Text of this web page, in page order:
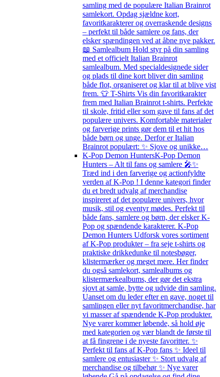
samling med de populære Italian Brainrot
samlekort. Opdag sjældne kort,
favoritkarakterer og overraskende designs
– perfekt til både samlere og fans, der
elsker spændingen ved at åbne nye pakker.
📖 Samlealbum Hold styr på din samling
med et officielt Italian Brainrot
samlealbum. Med specialdesignede sider
og plads til dine kort bliver din samling
både flot, organiseret og klar til at blive vist
frem. 👕 T-Shirts Vis din favoritkarakter
frem med Italian Brainrot t-shirts. Perfekte
til skole, fritid eller som gave til fans af det
populære univers. Komfortable materialer
og farverige prints gør dem til et hit hos
både børn og unge. Derfor er Italian
Brainrot populært: ✨ Sjove og unikke…
K-Pop Demon HuntersK-Pop Demon
Hunters – Alt til fans og samlere 🎤✨
Træd ind i den farverige og actionfyldte
verden af K-Pop ! I denne kategori finder
du et bredt udvalg af merchandise
inspireret af det populære univers, hvor
musik, stil og eventyr mødes. Perfekt til
både fans, samlere og børn, der elsker K-
Pop og spændende karakterer. K-Pop
Demon Hunters Udforsk vores sortiment
af K-Pop produkter – fra seje t-shirts og
praktiske drikkedunke til notesbøger,
klistermærker og meget mere. Her finder
du også samlekort, samlealbums og
klistermærkealbums, der gør det ekstra
sjovt at samle, bytte og udvide din samling.
Uanset om du leder efter en gave, noget til
samlingen eller nyt favoritmerchandise, har
vi masser af spændende K-Pop produkter.
Nye varer kommer løbende, så hold øje
med kategorien og vær blandt de første til
at få fingrene i de nyeste favoritter. ✨
Perfekt til fans af K-Pop fans ✨ Ideel til
samlere og entusiaster ✨ Stort udvalg af
merchandise og tilbehør ✨ Nye varer